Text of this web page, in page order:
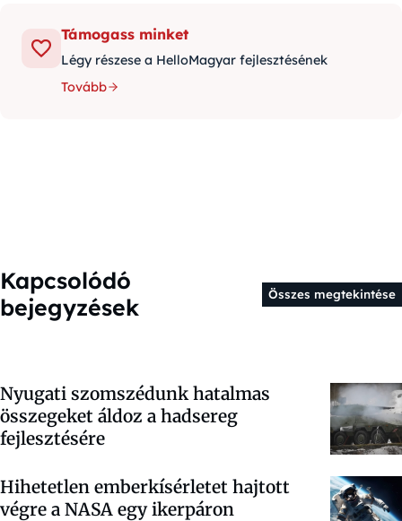
Támogass minket
Légy részese a HelloMagyar fejlesztésének
Tovább
Kapcsolódó
bejegyzések
Összes megtekintése
Nyugati szomszédunk hatalmas
összegeket áldoz a hadsereg
fejlesztésére
Hihetetlen emberkísérletet hajtott
végre a NASA egy ikerpáron